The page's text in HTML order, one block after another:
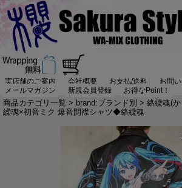
実店舗のご案内 会社概要 お支払/送料
お問
メールマガジン
新規会員登録 お得なPoint！
商品カテゴリ一覧 > brand:ブランド別 > 絡繰魂(か
繰魂×初音ミク 爆音開襟シャツ◆絡繰魂